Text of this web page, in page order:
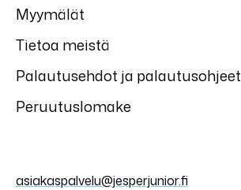
Myymälät
Tietoa meistä
Palautusehdot ja palautusohjeet
Peruutuslomake
asiakaspalvelu@jesperjunior.fi